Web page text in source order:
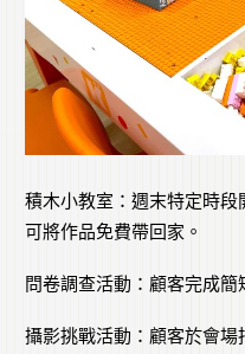
積木小教室：週末特定時
可將作品免費帶回家。
問卷調查活動：顧客完成簡
攝影挑戰活動：顧客於會